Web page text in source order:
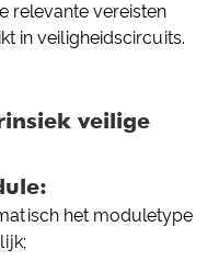
relevante vereisten
in veiligheidscircuits.
veilige
het moduletype